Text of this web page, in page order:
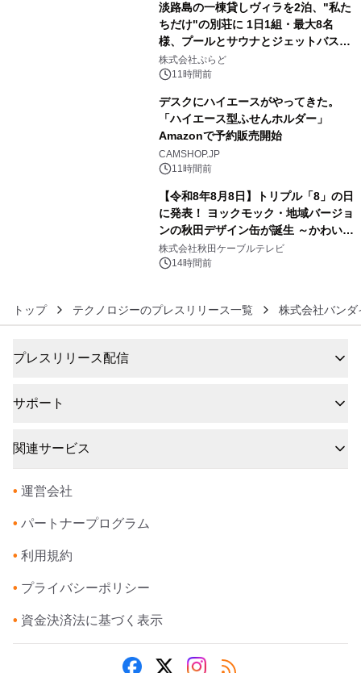
淡路島の一棟貸しヴィラを2泊、"私た
ちだけ"の別荘に 1日1組・最大8名
様、プールとサウナとジェットバス付
きで Villa Mon Temps AWAJIの連泊
素泊りプラン
株式会社ぷらど
11時間前
デスクにハイエースがやってきた。
「ハイエース型ふせんホルダー」
Amazonで予約販売開始
CAMSHOP.JP
11時間前
【令和8年8月8日】トリプル「8」の日
に発表！ ヨックモック・地域バージョ
ンの秋田デザイン缶が誕生 ～かわいい
秋田犬の子犬と秋田の四季と名所を巡
るパッケージ～ 9月1日(火)秋田県内で
株式会社秋田ケーブルテレビ
14時間前
トップ テクノロジーのプレスリリース一覧 株式会社バン
プレスリリース配信
サポート
関連サービス
• 運営会社
• パートナープログラム
• 利用規約
• プライバシーポリシー
• 資金決済法に基づく表示